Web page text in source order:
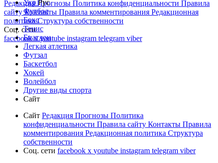
РедакцияПрогнозы Политика конфиденциальности Правила
сайтуКонтакты Правила комментирования Редакционная
политикаСтруктура собственности
Соц. сети
facebookxyoutube instagram telegram viber
УкрРус
Футбол
Бокс
Тенис
Биатлон
Легкая атлетика
Футзал
Баскетбол
Хокей
Волейбол
Другие виды спорта
Сайт
Сайт Редакция Прогнозы Политика
конфиденциальности Правила сайту Контакты Правила
комментирования Редакционная политика Структура
собственности
Соц. сети facebook x youtube instagram telegram viber